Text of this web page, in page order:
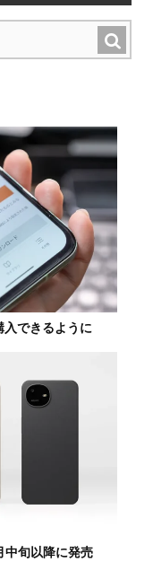
できるように
旬以降に発売